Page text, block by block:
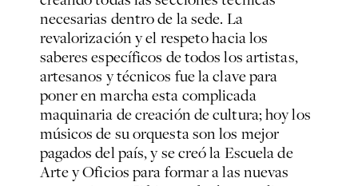
necesarias dentro de la sede. La
revalorización y el respeto hacia los
saberes específicos de todos los artistas,
artesanos y técnicos fue la clave para
poner en marcha esta complicada
maquinaria de creación de cultura; hoy los
músicos de su orquesta son los mejor
pagados del país, y se creó la Escuela de
Arte y Oficios para formar a las nuevas